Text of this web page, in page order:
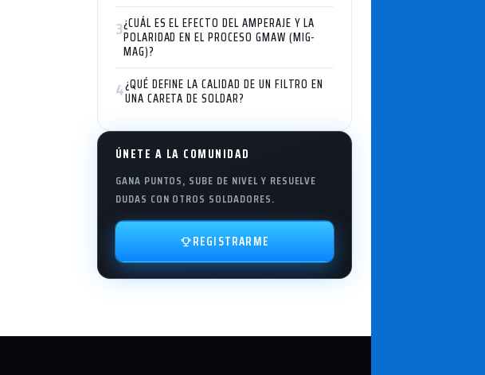
3¿CUÁL ES EL EFECTO DEL AMPERAJE Y LA
POLARIDAD EN EL PROCESO GMAW (MIG-
MAG)?
4¿QUÉ DEFINE LA CALIDAD DE UN FILTRO EN
UNA CARETA DE SOLDAR?
ÚNETE A LA COMUNIDAD
GANA PUNTOS, SUBE DE NIVEL Y RESUELVE
DUDAS CON OTROS SOLDADORES.
REGISTRARME